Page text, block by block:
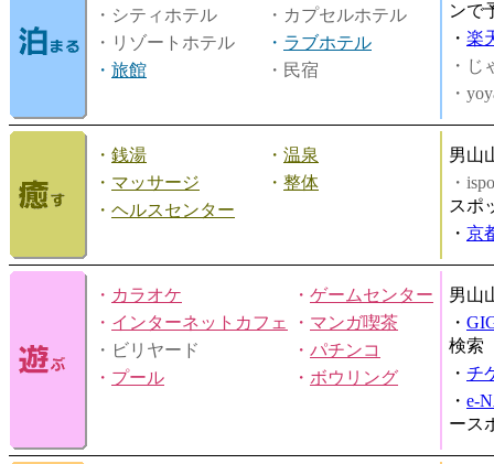
・シティホテル
・カプセルホテル
・リゾートホテル
・ ラブホテル
・ 旅館 ・民宿
ンで
・ 楽
・じ
・
・ 銭湯 ・ 温泉
・ マッサージ ・ 整体
・ ヘルスセンター
男山
・
スポ
・ 京
・ カラオケ ・ ゲームセンター
・ インターネットカフェ ・ マンガ喫茶
・ビリヤード
・ パチンコ
・ プール ・ ボウリング
男山
・
検索
・ チ
・ e-
ース